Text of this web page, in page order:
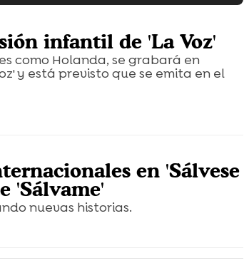
infantil de 'La Voz'
como Holanda, se grabará en
y está previsto que se emita en el
en 'Sálvese
'Sálvame'
nuevas historias.